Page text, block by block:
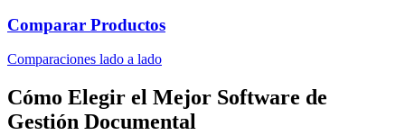
Comparar Productos
Comparaciones lado a lado
Cómo Elegir el Mejor Software de
Gestión Documental